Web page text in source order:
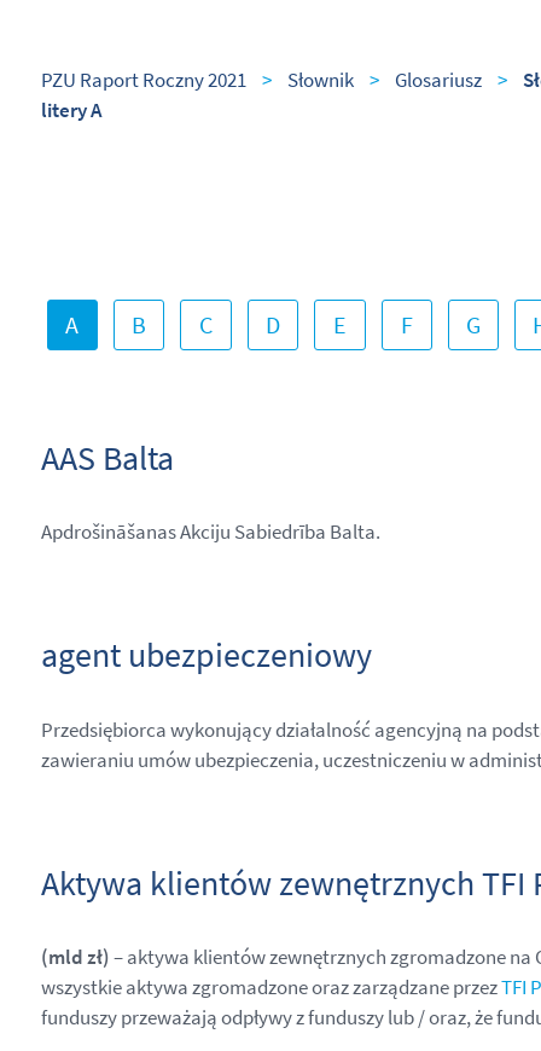
PZU Raport Roczny 2021 > Słownik > Glosariusz >
litery A
A B C D E F G
AAS Balta
Apdrošināšanas Akciju Sabiedrība Balta.
agent ubezpieczeniowy
Przedsiębiorca wykonujący działalność agencyjną na
zawieraniu umów ubezpieczenia, uczestniczeniu w
Aktywa klientów zewnętrznych TFI
(mld zł)– aktywa klientów zewnętrznych zgromadzone na
wszystkie aktywa zgromadzone oraz zarządzane przezTFI
funduszy przeważają odpływy z funduszy lub / oraz, że